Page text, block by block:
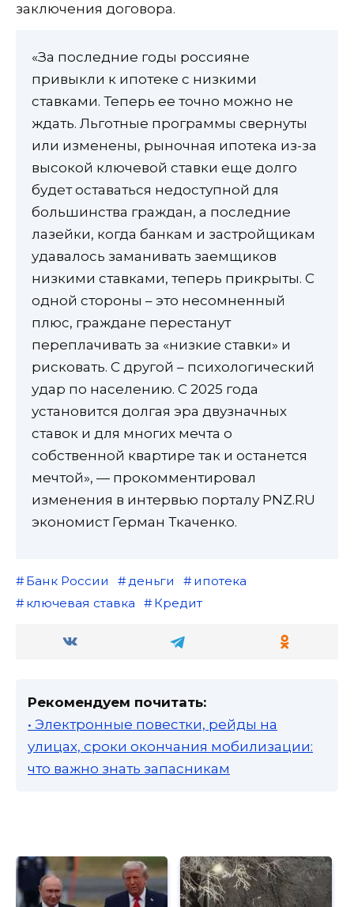
заключения договора.
«За последние годы россияне
привыкли к ипотеке с низкими
ставками. Теперь ее точно можно не
ждать. Льготные программы свернуты
или изменены, рыночная ипотека из-за
высокой ключевой ставки еще долго
будет оставаться недоступной для
большинства граждан, а последние
лазейки, когда банкам и застройщикам
удавалось заманивать заемщиков
низкими ставками, теперь прикрыты. С
одной стороны – это несомненный
плюс, граждане перестанут
переплачивать за «низкие ставки» и
рисковать. С другой – психологический
удар по населению. С 2025 года
установится долгая эра двузначных
ставок и для многих мечта о
собственной квартире так и останется
мечтой», — прокомментировал
изменения в интервью порталу PNZ.RU
экономист Герман Ткаченко.
Банк России деньги
ипотека
ключевая ставка
Кредит
Рекомендуем почитать:
• Электронные повестки, рейды на
улицах, сроки окончания мобилизации:
что важно знать запасникам